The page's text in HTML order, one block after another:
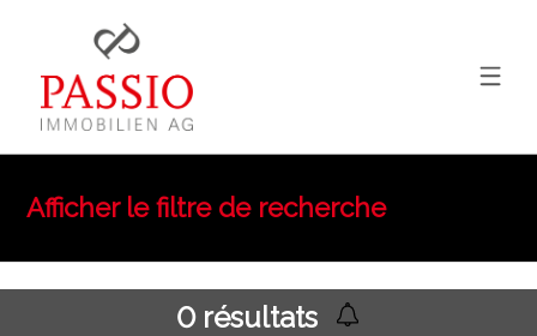
Afficher le filtre de recherche
0résultats